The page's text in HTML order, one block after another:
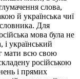
слова,
й українська чиї
Для
мова була не
і український
мати всю свою
російською
і прямих